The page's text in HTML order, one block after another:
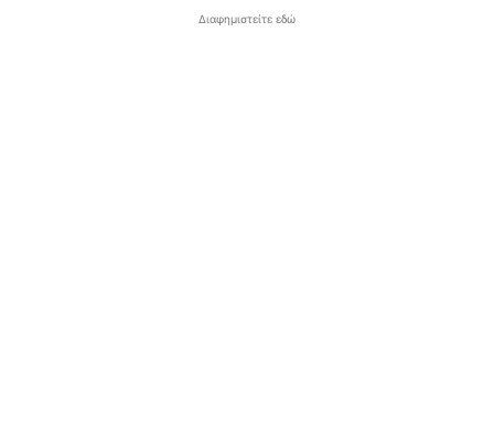
Διαφημιστείτε εδώ